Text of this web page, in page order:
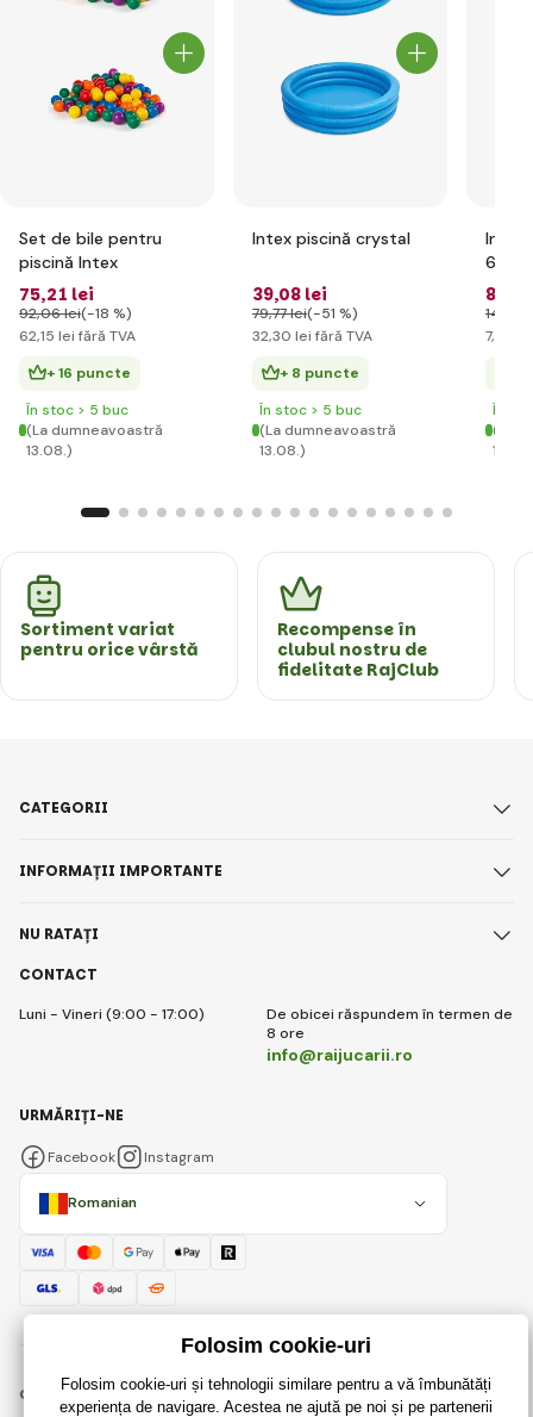
Set de bile pentru
piscină Intex
75,21 lei
92,06 lei(-18 %)
62,15 lei fără TVA
+ 16 puncte
În stoc > 5 buc
(La dumneavoastră
13.08.)
Intex piscină crystal
39,08 lei
79,77 lei(-51 %)
32,30 lei fără TVA
+ 8 puncte
În stoc > 5 buc
(La dumneavoastră
13.08.)
Intex
61cm
8
14
7,42 lei
În
(La
Sortiment variat
pentru orice vârstă
Recompense în
clubul nostru de
fidelitate RajClub
CONTACT
Luni - Vineri (9:00 - 17:00)
De obicei răspundem în termen de
8 ore
info@raijucarii.ro
CATEGORII
INFORMAȚII IMPORTANTE
NU RATAȚI
Romanian
URMĂRIȚI-NE
Facebook Instagram
© 2018 - 2026 RaiJucării.ro, Toate drepturile rezervate